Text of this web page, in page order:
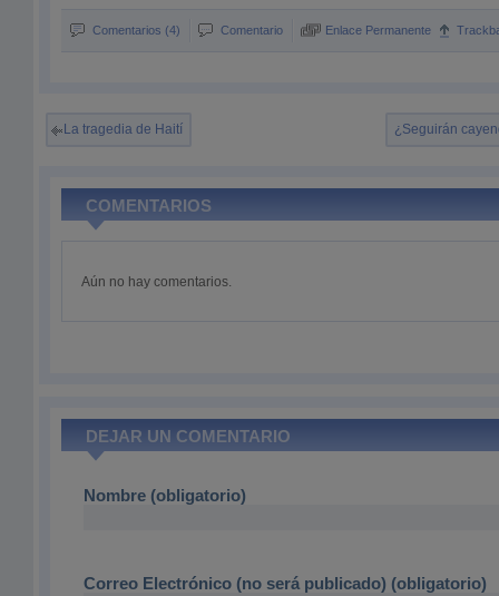
Comentarios (4) Comentario Enlace Permanente
La tragedia de Haití ¿Seguirán
COMENTARIOS
Aún no hay comentarios.
DEJAR UN COMENTARIO
Nombre (obligatorio)
Correo Electrónico (no será publicado) (obligatorio)